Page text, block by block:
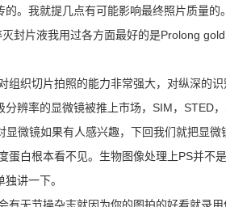
。我就提几点有可能影响最终照片质量
封片液我用过各方面最好的是Prolong
织切片拍照的能力非常强大，对纵深的
辨率的显微镜被推上市场，SIM，STED
微镜如果有人感兴趣，下回我们就把显微
白根本看不见。生物图像处理上PS并不
讲一下。